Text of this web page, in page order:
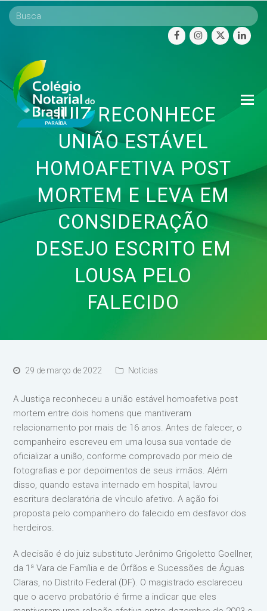
facebookinstagram
twitter
JUIZ RECONHECE
UNIÃO ESTÁVEL
HOMOAFETIVA POST
MORTEM E LEVA EM
CONSIDERAÇÃO
DESEJO ESCRITO EM
LOUSA PELO
FALECIDO
29 de março de 2022 Notícias
A Justiça reconheceu a união estável homoafetiva post
mortem entre dois homens que mantiveram
relacionamento por mais de 16 anos. Antes de falecer, o
companheiro escreveu em uma lousa sua vontade de
oficializar a união, conforme comprovado por meio de
fotografias e por depoimentos de seus irmãos. Além
disso, quando estava internado em hospital, lavrou
escritura declaratória de vínculo afetivo. A ação foi
proposta pelo companheiro do falecido em desfavor dos
herdeiros.
A decisão é do juiz substituto Jerônimo Grigoletto Goellner,
da 1ª Vara de Família e de Órfãos e Sucessões de Águas
Claras, no Distrito Federal (DF). O magistrado esclareceu
que o acervo probatório é firme a indicar que eles